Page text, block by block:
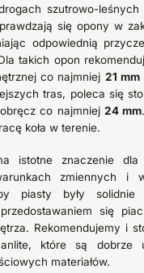
szutrowo-
się opony w
odpowiednią
takich opon
co najmniej 21 mm
tras, poleca się
co najmniej 24 mm
koła w terenie.
istotne znaczenie dla
zmiennych i
piasty były solidnie
się
Rekomendujemy i
które są dobrze
materiałów.